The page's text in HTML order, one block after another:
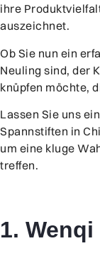
ihre
auszeichnet.
Ob Sie nun ein
Neuling sind, der
knüpfen möchte,
Lassen Sie uns
Spannstiften in
um eine kluge
treffen.
1.